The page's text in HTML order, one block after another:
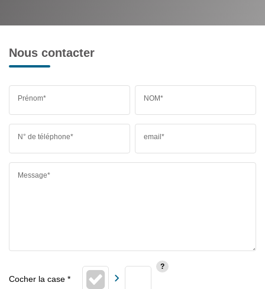
Nous contacter
Prénom* NOM*
N° de téléphone* email*
Message*